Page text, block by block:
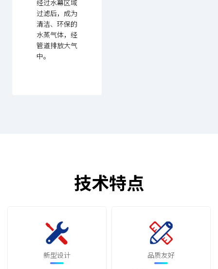
经过水幕区域
过滤后，成为
清洁、环保的
水蒸气体，经
管道排放大气
中。
技术特点
新型设计 品质友好